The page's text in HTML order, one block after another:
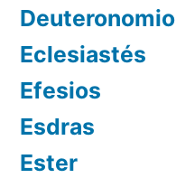
Deuteronomio
Eclesiastés
Efesios
Esdras
Ester